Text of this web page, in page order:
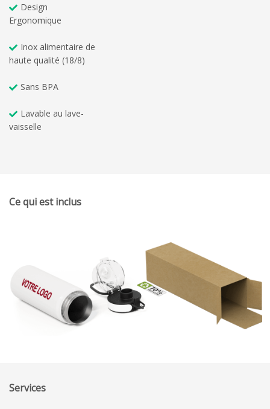
Design
Ergonomique
Inox alimentaire de
haute qualité (18/8)
Sans BPA
Lavable au lave-
vaisselle
Ce qui est inclus
Services